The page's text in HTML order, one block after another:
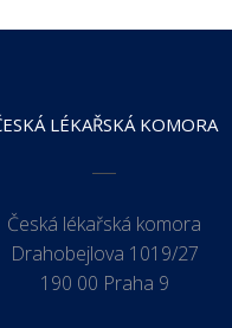
LÉKAŘSKÁ KOMORA
Česká lékařská komora
Drahobejlova 1019/27
190 00 Praha 9